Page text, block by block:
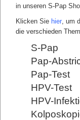
in unseren S-Pap
Klicken Sie hier , um
die verschieden
S-Pap
Pap-
Pap-Test
HPV-Test
HPV-